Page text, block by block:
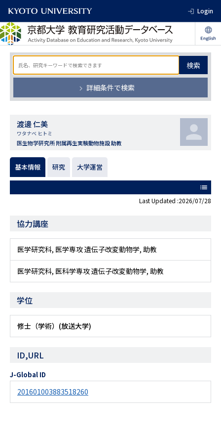
Login
検索
詳細条件で検索
渡邊 仁美
ワタナベ ヒトミ
医生物学研究所 附属再生実験動物施設 助教
基本情報 研究 大学運営
list
Last Updated :2026/07/28
協力講座
医学研究科, 医学専攻 遺伝子改変動物学, 助教
医学研究科, 医科学専攻 遺伝子改変動物学, 助教
学位
修士（学術）(放送大学)
ID,URL
J-Global ID
201601003883518260